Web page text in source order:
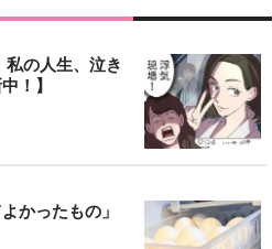
私の人生、泣き
！】
かったもの」